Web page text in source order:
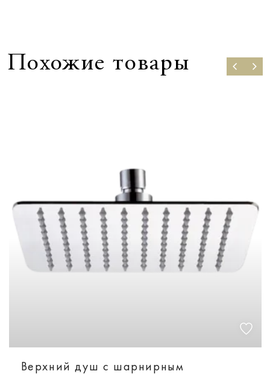
Похожие товары
Верхний душ с шарнирным